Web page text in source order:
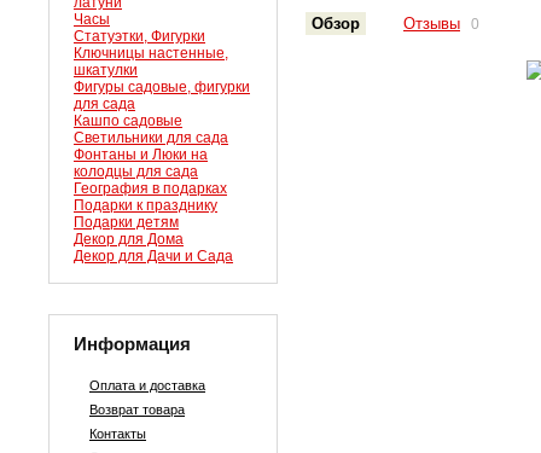
Часы
Статуэтки, Фигурки
Ключницы настенные,
шкатулки
Фигуры садовые, фигурки
для сада
Кашпо садовые
Светильники для сада
Фонтаны и Люки на
колодцы для сада
География в подарках
Подарки к празднику
Подарки детям
Декор для Дома
Декор для Дачи и Сада
Информация
Оплата и доставка
Возврат товара
Контакты
Обзор Отзывы 0